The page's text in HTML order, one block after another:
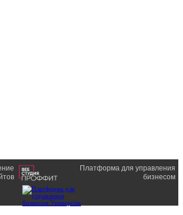
Платформа для управления
бизнесом